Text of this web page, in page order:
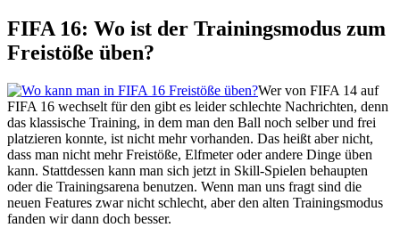
FIFA 16: Wo ist der Trainingsmodus zum
Freistöße üben?
Wer von FIFA 14 auf
FIFA 16 wechselt für den gibt es leider schlechte Nachrichten, denn
das klassische Training, in dem man den Ball noch selber und frei
platzieren konnte, ist nicht mehr vorhanden. Das heißt aber nicht,
dass man nicht mehr Freistöße, Elfmeter oder andere Dinge üben
kann. Stattdessen kann man sich jetzt in Skill-Spielen behaupten
oder die Trainingsarena benutzen. Wenn man uns fragt sind die
neuen Features zwar nicht schlecht, aber den alten Trainingsmodus
fanden wir dann doch besser.